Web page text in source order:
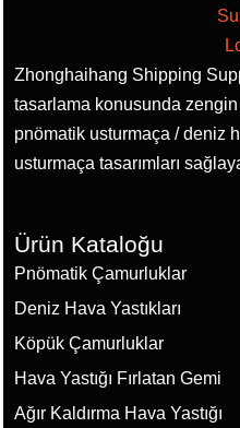
Zhonghaihang Shipping
tasarlama konusunda
pnömatik usturmaça / deniz
usturmaça tasarımları
Ürün Kataloğu
Pnömatik Çamurluklar
Deniz Hava Yastıkları
Köpük Çamurluklar
Hava Yastığı Fırlatan Gemi
Ağır Kaldırma Hava Yastığı